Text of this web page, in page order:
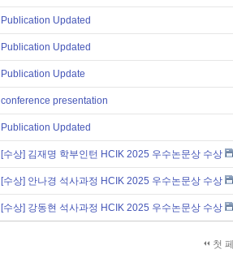
Publication Updated
Publication Updated
Publication Update
conference presentation
Publication Updated
[수상] 김재명 학부인턴 HCIK 2025 우수논문상 수상
[수상] 안나경 석사과정 HCIK 2025 우수논문상 수상
[수상] 강동현 석사과정 HCIK 2025 우수논문상 수상
첫